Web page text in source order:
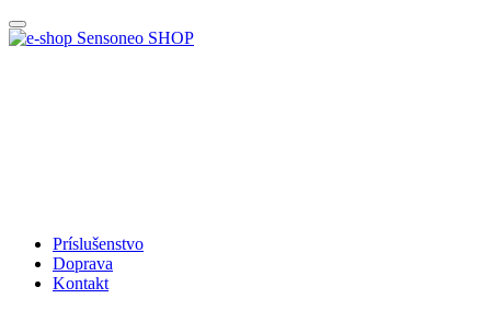
SHOP
Príslušenstvo
Doprava
Kontakt